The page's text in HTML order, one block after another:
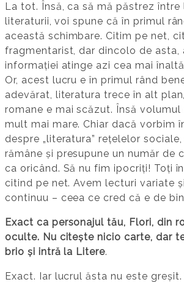
La tot. Însă, ca să mă păstrez între
literaturii, voi spune că în primul
această schimbare. Citim pe net,
fragmentarist, dar dincolo de asta,
informației atinge azi cea mai
Or, acest lucru e în primul rând
adevărat, literatura trece în alt
romane e mai scăzut. Însă volumul
mult mai mare. Chiar dacă vorbim
despre „literatura” rețelelor
rămâne și presupune un număr de
ca oricând. Să nu fim ipocriți! Toți
citind pe net. Avem lecturi variate
continuu – ceea ce cred că e de
Exact ca personajul tău, Flori, din
oculte. Nu citește nicio carte, dar
brio și intră la Litere.
Exact. Iar lucrul ăsta nu este greșit.